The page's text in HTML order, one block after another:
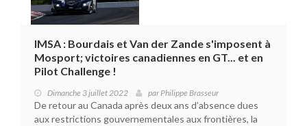
IMSA : Bourdais et Van der Zande s'imposent à
Mosport; victoires canadiennes en GT... et en
Pilot Challenge !
Dimanche 3 juillet 2022 parPhilippe Brasseur
De retour au Canada après deux ans d’absence dues
aux restrictions gouvernementales aux frontières, la